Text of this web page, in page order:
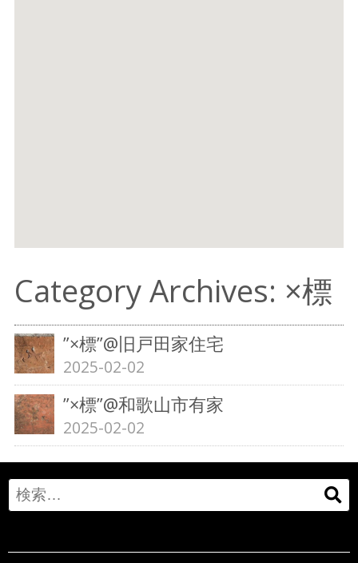
Category Archives: ×標
”×標”@旧戸田家住宅
2025-02-02
”×標”@和歌山市有家
2025-02-02
Search
for: